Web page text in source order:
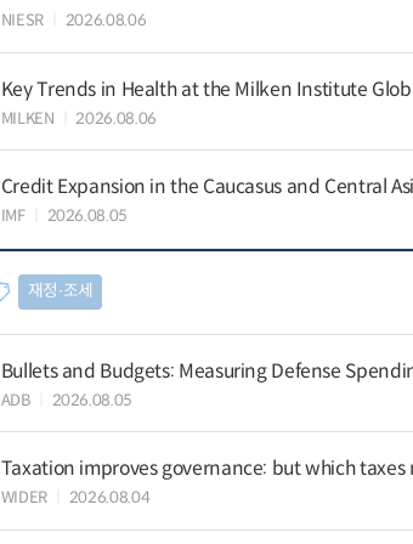
NIESR 2026.08.06
Key Trends in Health at the Milken Institute
MILKEN 2026.08.06
Credit Expansion in the Caucasus and Central
IMF 2026.08.05
재정∙조세
Bullets and Budgets: Measuring Defense
ADB 2026.08.05
Taxation improves governance: but which
WIDER 2026.08.04